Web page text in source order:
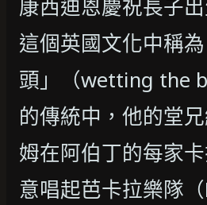
康西迪恩慶祝長子
這個英國文化中稱
頭」（wetting the
的傳統中，他的堂
姆在阿伯丁的每家
意唱起芭卡拉樂隊（